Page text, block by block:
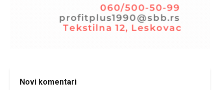
Novi komentari